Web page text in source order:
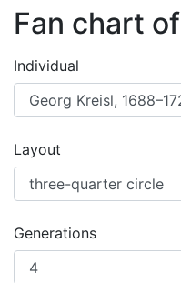
Fan chart of
Individual
Layout
Generations